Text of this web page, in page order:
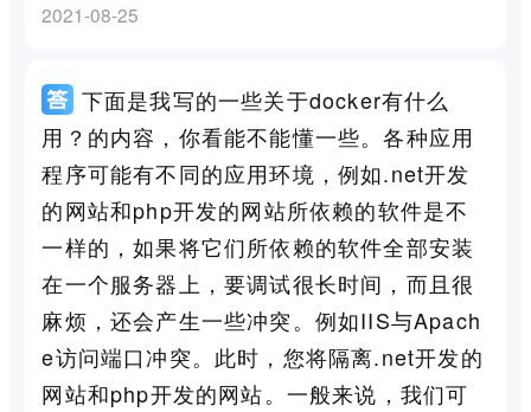
2021-08-25
下面是我写的一些关于docker有什么
用？的内容，你看能不能懂一些。各种应用
程序可能有不同的应用环境，例如.net开发
的网站和php开发的网站所依赖的软件是不
一样的，如果将它们所依赖的软件全部安装
在一个服务器上，要调试很长时间，而且很
麻烦，还会产生一些冲突。例如IIS与Apach
e访问端口冲突。此时，您将隔离.net开发的
网站和php开发的网站。一般来说，我们可